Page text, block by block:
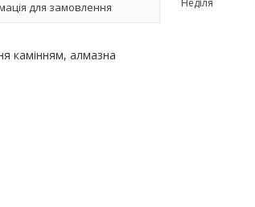
для замовлення
камінням, алмазна